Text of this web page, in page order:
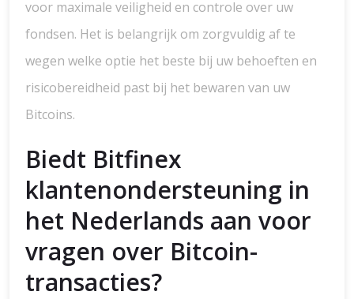
voor maximale veiligheid en controle over uw
fondsen. Het is belangrijk om zorgvuldig af te
wegen welke optie het beste bij uw behoeften en
risicobereidheid past bij het bewaren van uw
Bitcoins.
Biedt Bitfinex
klantenondersteuning in
het Nederlands aan voor
vragen over Bitcoin-
transacties?